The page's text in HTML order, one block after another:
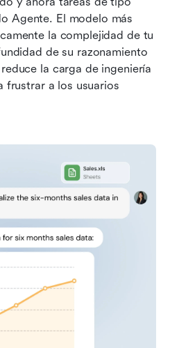
Agente. El modelo más
la complejidad de tu
de su razonamiento
la carga de ingeniería
frustrar a los usuarios